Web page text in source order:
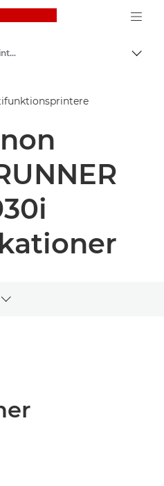
Canon Logo, back
Skift
Multifunktionsprintere – Alt-i-Én-printere
Sort/hvid-multifunktionsprintere
Toggle breadcrumbs